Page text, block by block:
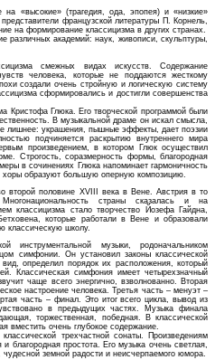
на «высокие» (трагедия, ода, эпопея) и «низкие»
французской литературы П. Корнель,
на формирование классицизма в других странах.
различных академий: наук, живописи, скульптуры,
смежных видах искусств. Содержание
человека, которые не поддаются жесткому
создали очень стройную и логическую систему
сформировались и достигли совершенства
Кристофа Глюка. Его творческой программой были
В музыкальной драме он искал смысла,
лишнее: украшения, пышные эффекты, дает поэзии
подчиняется раскрытию внутреннего мира
произведением, в котором Глюк осуществил
Строгость, соразмерность формы, благородная
в сочинениях Глюка напоминает гармоничность
образуют большую оперную композицию.
второй половине XVIII века в Вене. Австрия в то
страны сказалась и на
классицизма стало творчество Йозефа Гайдна,
которые работали в Вене и образовали
классическую школу.
инструментальной музыки, родоначальником
симфонии. Он установил законы классической
определил порядок их расположения, который
Классическая симфония имеет четырехзначный
чаще всего энергично, взволнованно. Вторая
настроение человека. Третья часть – менуэт –
часть – финал. Это итог всего цикла, вывод из
в предыдущих частях. Музыка финала
торжественная, победная. В классической
вместить очень глубокое содержание.
трехчастной сонаты. Произведениям
благородная простота. Его музыка очень светлая,
земной радости и неисчерпаемого юмора.